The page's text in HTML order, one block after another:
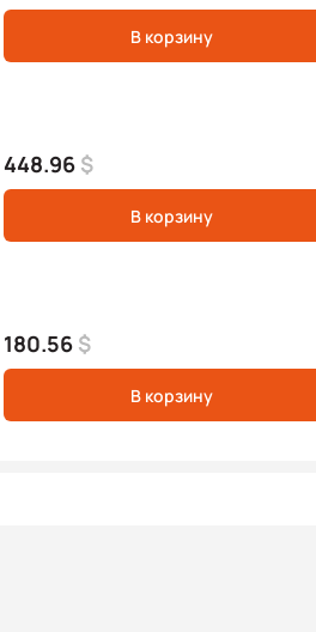
В корзину
448.96 $
В корзину
180.56 $
В корзину